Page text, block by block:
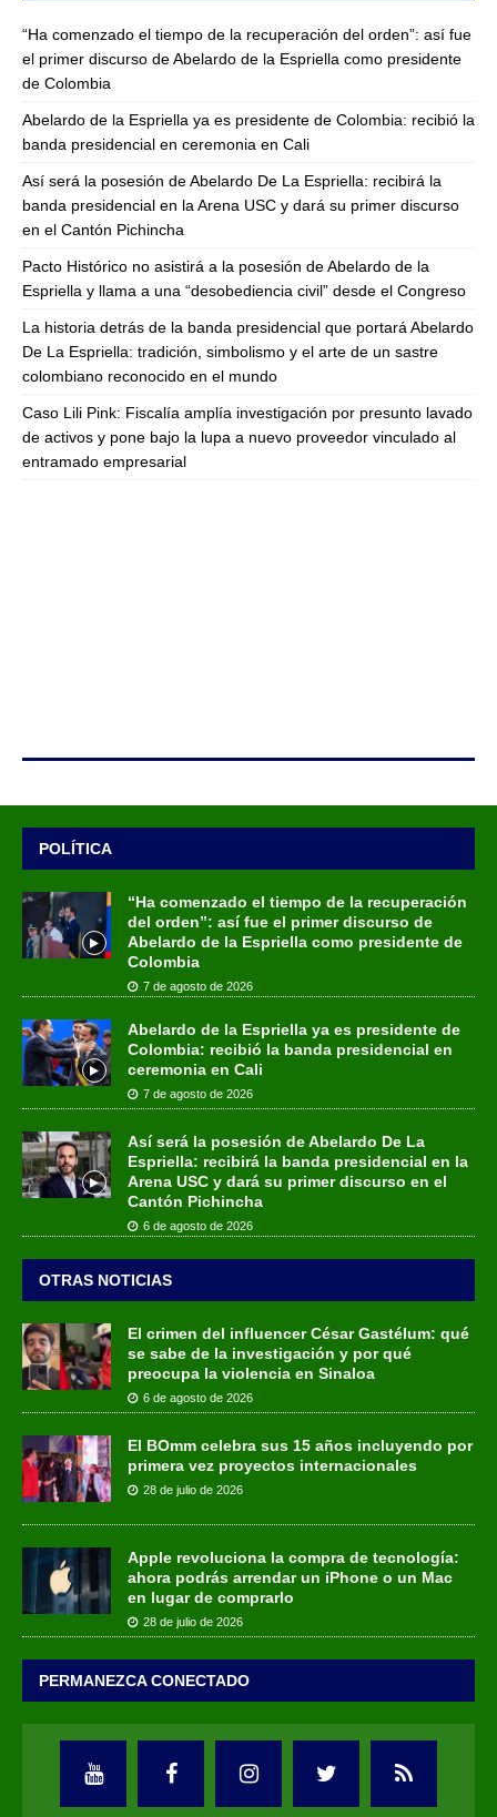
“Ha comenzado el tiempo de la recuperación del orden”: así fue
el primer discurso de Abelardo de la Espriella como presidente
de Colombia
Abelardo de la Espriella ya es presidente de Colombia: recibió la
banda presidencial en ceremonia en Cali
Así será la posesión de Abelardo De La Espriella: recibirá la
banda presidencial en la Arena USC y dará su primer discurso
en el Cantón Pichincha
Pacto Histórico no asistirá a la posesión de Abelardo de la
Espriella y llama a una “desobediencia civil” desde el Congreso
La historia detrás de la banda presidencial que portará Abelardo
De La Espriella: tradición, simbolismo y el arte de un sastre
colombiano reconocido en el mundo
Caso Lili Pink: Fiscalía amplía investigación por presunto lavado
de activos y pone bajo la lupa a nuevo proveedor vinculado al
entramado empresarial
POLÍTICA
“Ha comenzado el tiempo de la recuperación
del orden”: así fue el primer discurso de
Abelardo de la Espriella como presidente de
Colombia
7 de agosto de 2026
Abelardo de la Espriella ya es presidente de
Colombia: recibió la banda presidencial en
ceremonia en Cali
7 de agosto de 2026
Así será la posesión de Abelardo De La
Espriella: recibirá la banda presidencial en la
Arena USC y dará su primer discurso en el
Cantón Pichincha
6 de agosto de 2026
OTRAS NOTICIAS
El crimen del influencer César Gastélum: qué
se sabe de la investigación y por qué
preocupa la violencia en Sinaloa
6 de agosto de 2026
El BOmm celebra sus 15 años incluyendo por
primera vez proyectos internacionales
28 de julio de 2026
Apple revoluciona la compra de tecnología:
ahora podrás arrendar un iPhone o un Mac
en lugar de comprarlo
28 de julio de 2026
PERMANEZCA CONECTADO